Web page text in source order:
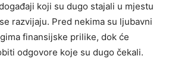
koji su dugo stajali u mjestu
razvijaju. Pred nekima su ljubavni
finansijske prilike, dok će
odgovore koje su dugo čekali.